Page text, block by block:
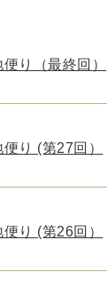
り（最終回）
り (第27回）
り (第26回）